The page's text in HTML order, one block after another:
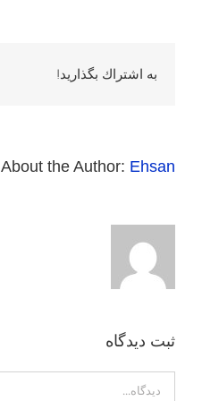
به اشتراك بگذاريد!
About the Author: Ehsan
ثبت ديدگاه